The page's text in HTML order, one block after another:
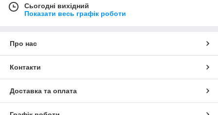
Сьогодні вихідний
Показати весь графік роботи
Про нас
Контакти
Доставка та оплата